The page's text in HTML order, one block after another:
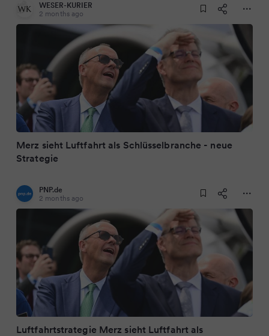
WESER-KURIER
2 months ago
Merz sieht Luftfahrt als Schlüsselbranche - neue
Strategie
PNP.de
2 months ago
Luftfahrtstrategie Merz sieht Luftfahrt als